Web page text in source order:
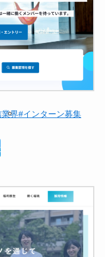
界#インターン募集